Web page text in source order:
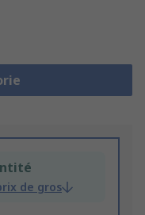
de gros